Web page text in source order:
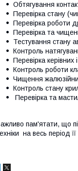
Обтягування
Перевірка стану
Перевірка роботи
Перевірка та
Тестування стану
Контроль
Перевірка
Контроль роботи
Чищення
Контроль стану
Перевірка та
пам'ятати, що
на весь період її